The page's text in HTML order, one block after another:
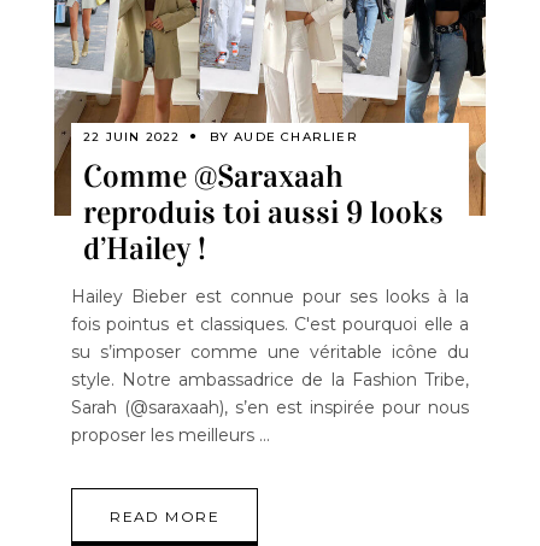
22 JUIN 2022 BYAUDE CHARLIER
Comme @Saraxaah
reproduis toi aussi 9 looks
d’Hailey !
Hailey Bieber est connue pour ses looks à la
fois pointus et classiques. C'est pourquoi elle a
su s’imposer comme une véritable icône du
style. Notre ambassadrice de la Fashion Tribe,
Sarah (@saraxaah), s’en est inspirée pour nous
proposer les meilleurs
READ MORE